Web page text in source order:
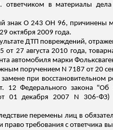
в материалы дела
знак О 243 ОН 96, причинены
октября 2009 года.
ДТП повреждений,
27 августа 2010 года,
автомобиля марки
поручением N 7187 от 20
при восстановительном
Федерального закона "Об
01 декабря 2007 N 306-
перемены лиц в
требования с ответчика